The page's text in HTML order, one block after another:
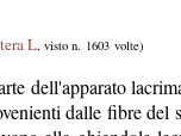
L, visto n. 1603 volte)
dell'apparato
dalle fibre del